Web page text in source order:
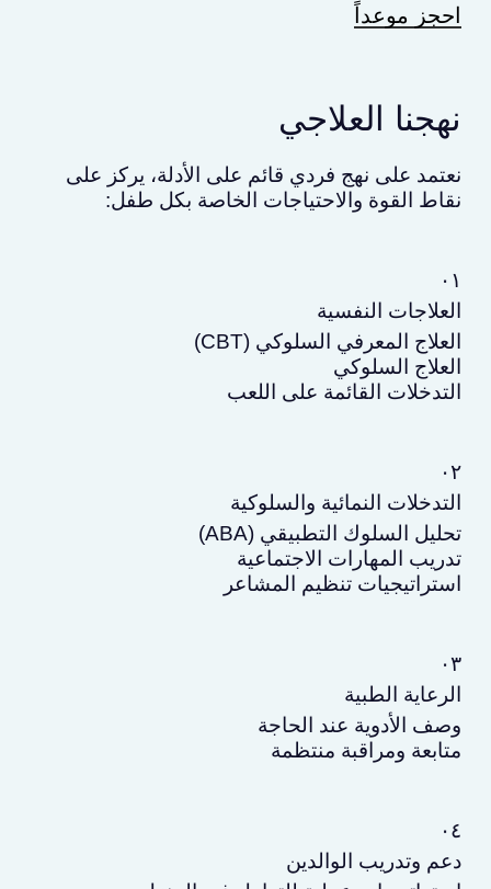
احجز موعداً
نهجنا العلاجي
نعتمد على نهج فردي قائم على الأدلة، يركز على
نقاط القوة والاحتياجات الخاصة بكل طفل:
٠١
العلاجات النفسية
العلاج المعرفي السلوكي (CBT)
العلاج السلوكي
التدخلات القائمة على اللعب
٠٢
التدخلات النمائية والسلوكية
تحليل السلوك التطبيقي (ABA)
تدريب المهارات الاجتماعية
استراتيجيات تنظيم المشاعر
٠٣
الرعاية الطبية
وصف الأدوية عند الحاجة
متابعة ومراقبة منتظمة
٠٤
دعم وتدريب الوالدين